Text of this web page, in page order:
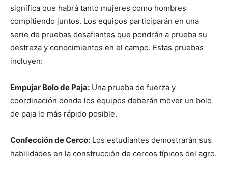
significa que habrá tanto mujeres como hombres
compitiendo juntos. Los equipos participarán en una
serie de pruebas desafiantes que pondrán a prueba su
destreza y conocimientos en el campo. Estas pruebas
incluyen:
Empujar Bolo de Paja: Una prueba de fuerza y
coordinación donde los equipos deberán mover un bolo
de paja lo más rápido posible.
Confección de Cerco: Los estudiantes demostrarán sus
habilidades en la construcción de cercos típicos del agro.